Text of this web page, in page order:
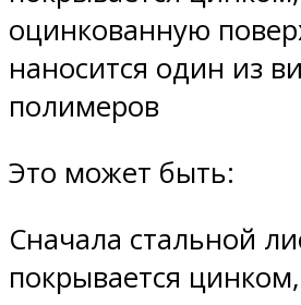
оцинкованную
наносится один из
полимеров
Это может быть:
Сначала стальной
покрывается